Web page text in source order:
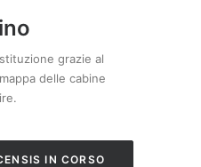
grazie al
delle cabine
IN CORSO